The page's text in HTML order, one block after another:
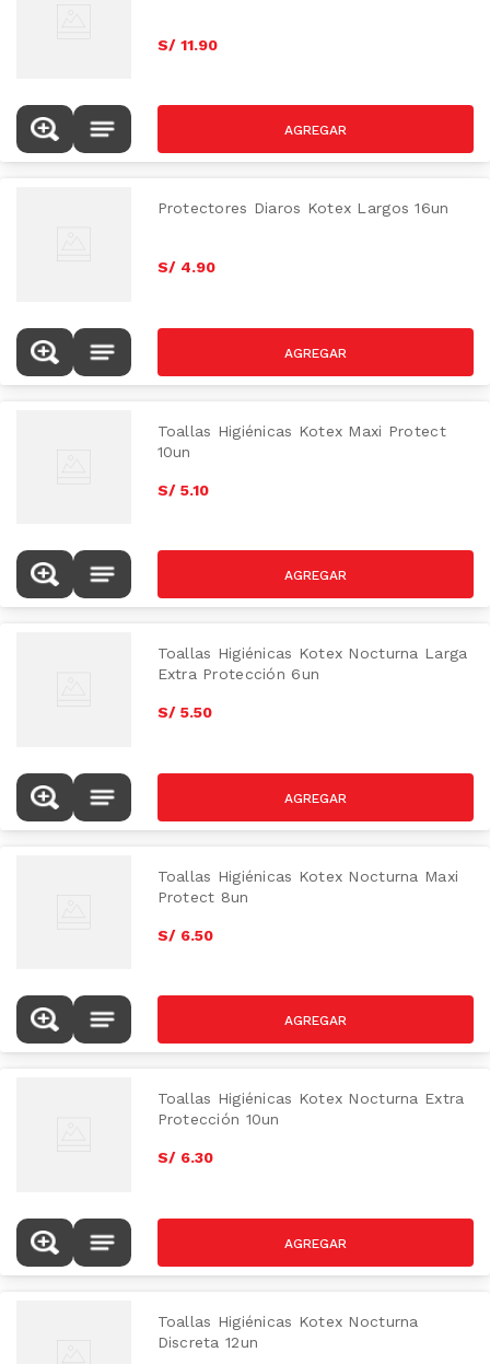
S/ 11.90
Protectores Diaros Kotex Largos 16un
S/ 4.90
Toallas Higiénicas Kotex Maxi Protect
10un
S/ 5.10
Toallas Higiénicas Kotex Nocturna Larga
Extra Protección 6un
S/ 5.50
Toallas Higiénicas Kotex Nocturna Maxi
Protect 8un
S/ 6.50
Toallas Higiénicas Kotex Nocturna Extra
Protección 10un
S/ 6.30
Toallas Higiénicas Kotex Nocturna
Discreta 12un